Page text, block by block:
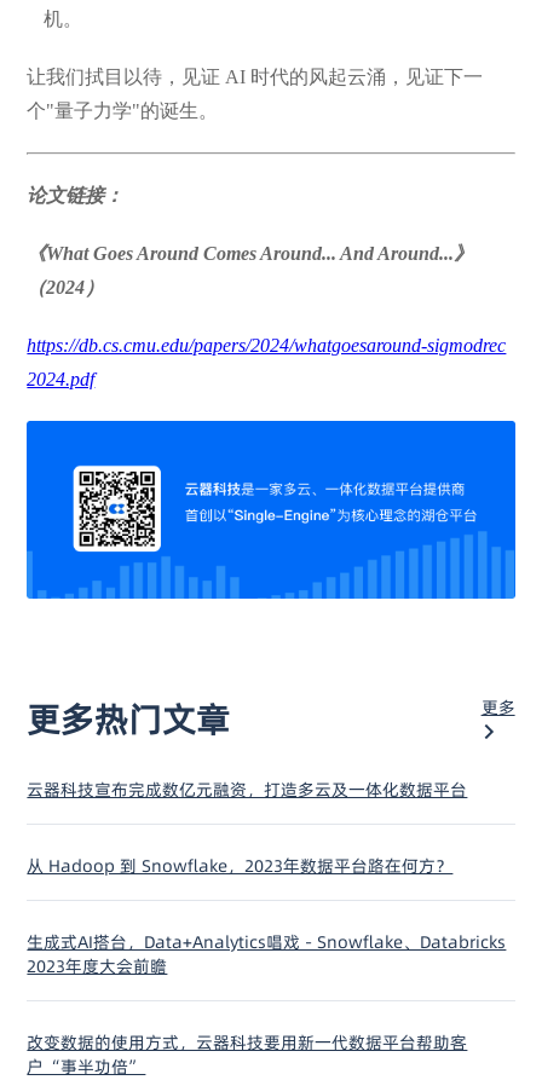
机。
让我们拭目以待，见证 AI 时代的风起云涌，见证下一
个"量子力学"的诞生。
论文链接：
《What Goes Around Comes Around... And Around...》
（2024）
https://db.cs.cmu.edu/papers/2024/whatgoesaround-sigmodrec
2024.pdf
更多热门文章 更多
云器科技宣布完成数亿元融资，打造多云及一体化数据平台
从 Hadoop 到 Snowflake，2023年数据平台路在何方？
生成式AI搭台，Data+Analytics唱戏 - Snowflake、Databricks
2023年度大会前瞻
改变数据的使用方式，云器科技要用新一代数据平台帮助客
户“事半功倍”